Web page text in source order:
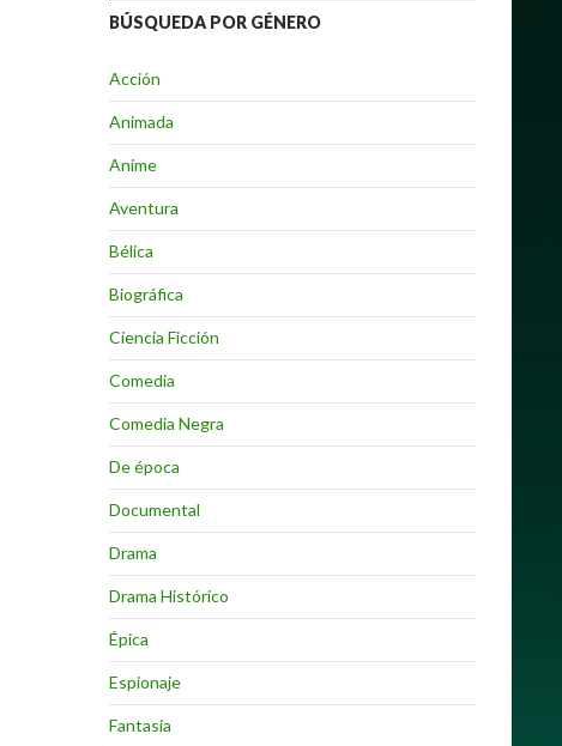
BÚSQUEDA POR GÉNERO
Acción
Animada
Anime
Aventura
Bélica
Biográfica
Ciencia Ficción
Comedia
Comedia Negra
De época
Documental
Drama
Drama Histórico
Épica
Espionaje
Fantasia